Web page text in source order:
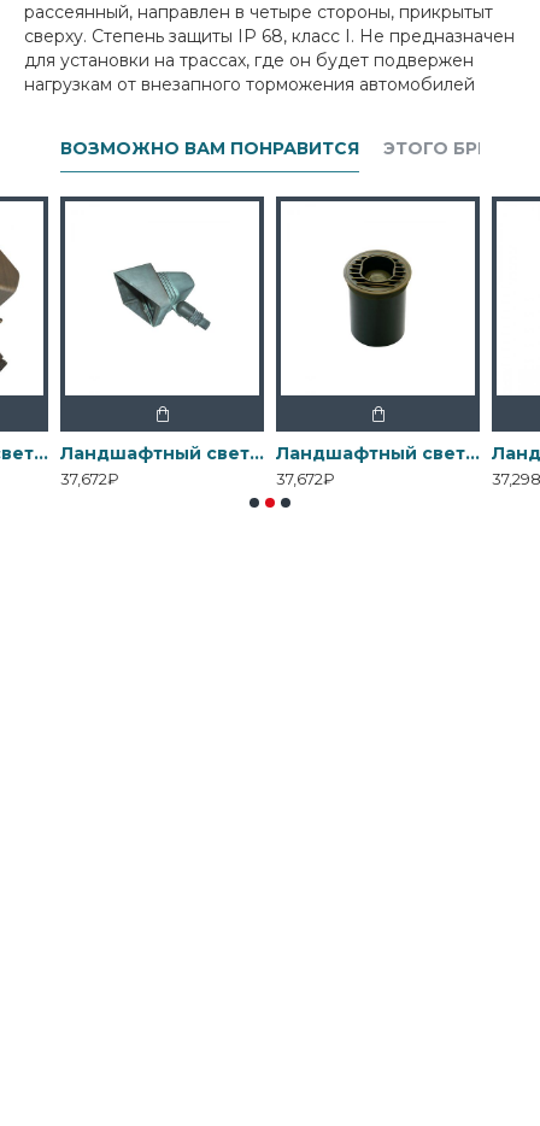
рассеянный, направлен в четыре стороны, прикрытыт
сверху. Степень защиты IP 68, класс I. Не предназначен
для установки на трассах, где он будет подвержен
нагрузкам от внезапного торможения автомобилей
ВОЗМОЖНО ВАМ ПОНРАВИТСЯ ЭТОГО БРЕНДА
Ландшафтный свет Elstead Exterior, Арт. GZ-BRONZE10 Ландшафтный свет Elstead Exterior, Арт. GZ-BRONZE13
37,672₽
Ландшафтный свет Elstead Exterior, Арт. GZ-BRONZE14
37,672₽